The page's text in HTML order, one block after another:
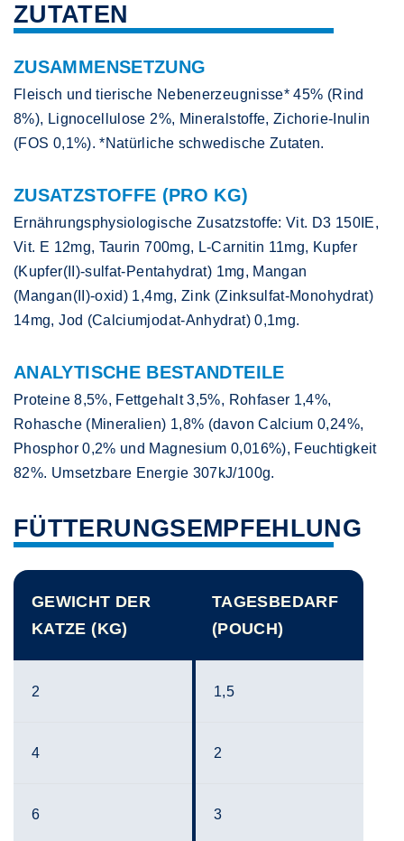
ZUTATEN
ZUSAMMENSETZUNG
Fleisch und tierische Nebenerzeugnisse* 45% (Rind
8%), Lignocellulose 2%, Mineralstoffe, Zichorie-Inulin
(FOS 0,1%). *Natürliche schwedische Zutaten.
ZUSATZSTOFFE (PRO KG)
Ernährungsphysiologische Zusatzstoffe: Vit. D3 150IE,
Vit. E 12mg, Taurin 700mg, L-Carnitin 11mg, Kupfer
(Kupfer(II)-sulfat-Pentahydrat) 1mg, Mangan
(Mangan(II)-oxid) 1,4mg, Zink (Zinksulfat-Monohydrat)
14mg, Jod (Calciumjodat-Anhydrat) 0,1mg.
ANALYTISCHE BESTANDTEILE
Proteine 8,5%, Fettgehalt 3,5%, Rohfaser 1,4%,
Rohasche (Mineralien) 1,8% (davon Calcium 0,24%,
Phosphor 0,2% und Magnesium 0,016%), Feuchtigkeit
82%. Umsetzbare Energie 307kJ/100g.
FÜTTERUNGSEMPFEHLUNG
GEWICHT DER
KATZE (KG)
TAGESBEDARF
(POUCH)
2 1,5
4 2
6 3